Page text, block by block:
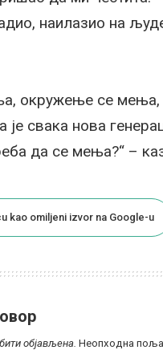
наилазио на
окружење се мења,
је свака нова
да се мења?“ –
kao omiljeni izvor na Google-u
објављена. Неопходна поља